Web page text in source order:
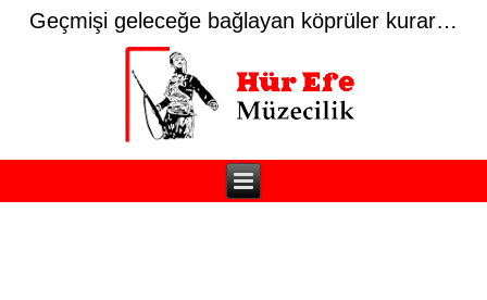
Geçmişi geleceğe bağlayan köprüler kurar…